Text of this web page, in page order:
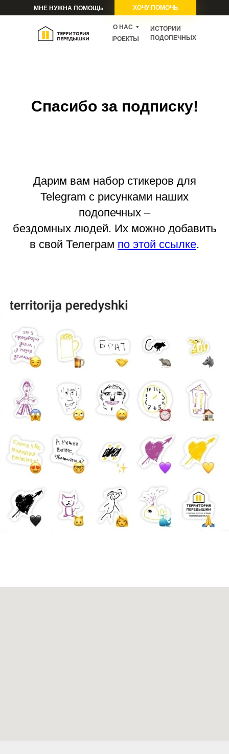
МНЕ НУЖНА ПОМОЩЬ
ИСТОРИИ
ПОДОПЕЧНЫХ
ПРОЕКТЫ
ХОЧУ ПОМОЧЬ
О НАС
Cпасибо за подписку!
Дарим вам набор стикеров для
Telegram c рисунками наших
подопечных –
бездомных людей. Их можно добавить
в свой Телеграм по этой ссылке.